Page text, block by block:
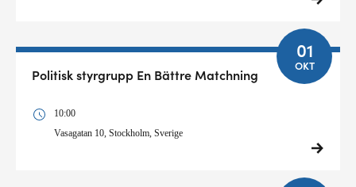
01
OKT
Politisk styrgrupp En Bättre Matchning
10:00
Vasagatan 10, Stockholm, Sverige